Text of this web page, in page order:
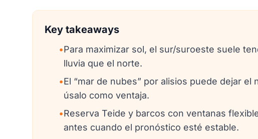
Key takeaways
•Para maximizar sol, el sur/suroeste suele
lluvia que el norte.
•El “mar de nubes” por alisios puede dejar
úsalo como ventaja.
•Reserva Teide y barcos con ventanas
antes cuando el pronóstico esté estable.